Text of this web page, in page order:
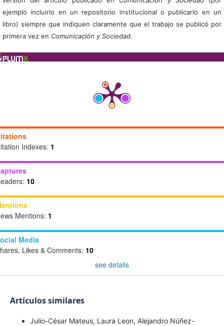
ejemplo incluirlo en un repositorio institucional o publicarlo en un
libro) siempre que indiquen claramente que el trabajo se publicó por
primera vez en Comunicación y Sociedad.
Indexes: 1
10
Mentions: 1
Media
Likes & Comments: 10
see details
Artículos similares
Julio-César Mateus, Laura Leon, Alejandro Núñez-